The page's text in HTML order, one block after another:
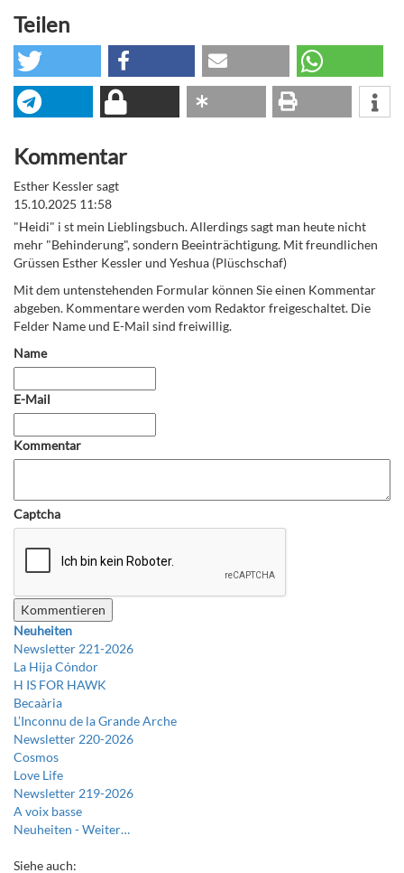
Teilen
Kommentar
Esther Kessler sagt
15.10.2025 11:58
"Heidi" i st mein Lieblingsbuch. Allerdings sagt man heute nicht
mehr "Behinderung", sondern Beeinträchtigung. Mit freundlichen
Grüssen Esther Kessler und Yeshua (Plüschschaf)
Mit dem untenstehenden Formular können Sie einen Kommentar
abgeben. Kommentare werden vom Redaktor freigeschaltet. Die
Felder Name und E-Mail sind freiwillig.
Name
E-Mail
Kommentar
Captcha
Neuheiten
Newsletter 221-2026
La Hija Cóndor
H IS FOR HAWK
Becaària
L’Inconnu de la Grande Arche
Newsletter 220-2026
Cosmos
Love Life
Newsletter 219-2026
A voix basse
Neuheiten -Weiter…
Siehe auch: